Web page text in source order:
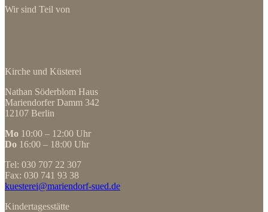
Wir sind Teil von
Kirche und Küsterei
Nathan Söderblom Haus
Mariendorfer Damm 342
12107 Berlin
Mo 10:00 – 12:00 Uhr
Do 16:00 – 18:00 Uhr
Tel: 030 707 22 307
Fax: 030 741 93 38
kuesterei@mariendorf-sued.de
Kindertagesstätte